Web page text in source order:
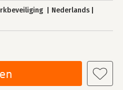
Nederlands